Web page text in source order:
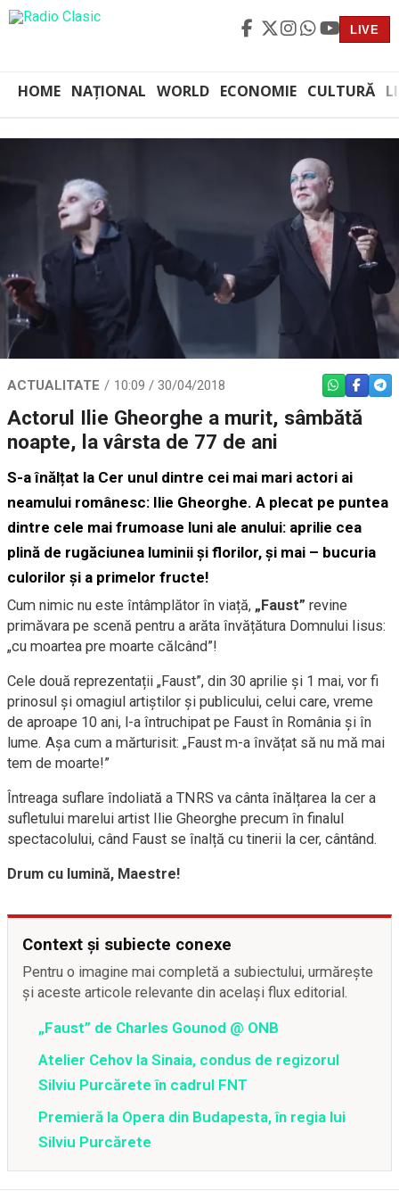
LIVE
HOME NAȚIONAL WORLD ECONOMIE CULTURĂ
ACTUALITATE 10:09 / 30/04/2018 WHATSAPP
Actorul Ilie Gheorghe a murit, sâmbătă
noapte, la vârsta de 77 de ani
S-a înălțat la Cer unul dintre cei mai mari actori ai
neamului românesc: Ilie Gheorghe. A plecat pe puntea
dintre cele mai frumoase luni ale anului: aprilie cea
plină de rugăciunea luminii și florilor, și mai – bucuria
culorilor și a primelor fructe!
Cum nimic nu este întâmplător în viață, „Faust” revine
primăvara pe scenă pentru a arăta învățătura Domnului Iisus:
„cu moartea pre moarte călcând”!
Cele două reprezentații „Faust”, din 30 aprilie și 1 mai, vor fi
prinosul și omagiul artiștilor și publicului, celui care, vreme
de aproape 10 ani, l-a întruchipat pe Faust în România și în
lume. Așa cum a mărturisit: „Faust m-a învățat să nu mă mai
tem de moarte!”
Întreaga suflare îndoliată a TNRS va cânta înălțarea la cer a
sufletului marelui artist Ilie Gheorghe precum în finalul
spectacolului, când Faust se înalță cu tinerii la cer, cântând.
Drum cu lumină, Maestre!
Context și subiecte conexe
Pentru o imagine mai completă a subiectului, urmărește
și aceste articole relevante din același flux editorial.
„Faust” de Charles Gounod @ ONB
Atelier Cehov la Sinaia, condus de regizorul
Silviu Purcărete în cadrul FNT
Premieră la Opera din Budapesta, în regia lui
Silviu Purcărete